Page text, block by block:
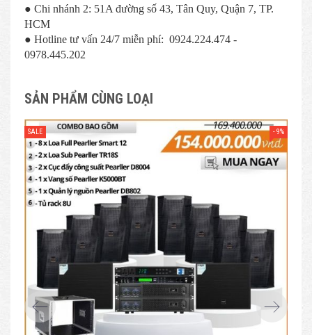
● Chi nhánh 2: 51A đường số 43, Tân Quy, Quận 7, TP.
HCM
● Hotline tư vấn 24/7 miễn phí: 0924.224.474 -
0978.445.202
SẢN PHẨM CÙNG LOẠI
SALE - 9%